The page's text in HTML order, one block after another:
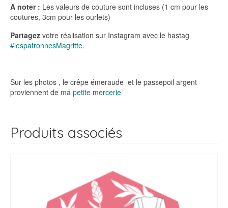
A noter : Les valeurs de couture sont incluses (1 cm pour les
coutures, 3cm pour les ourlets)
Partagez votre réalisation sur Instagram avec le hastag
#lespatronnesMagritte.
Sur les photos , le crêpe émeraude et le passepoil argent
proviennent de ma petite mercerie
Produits associés